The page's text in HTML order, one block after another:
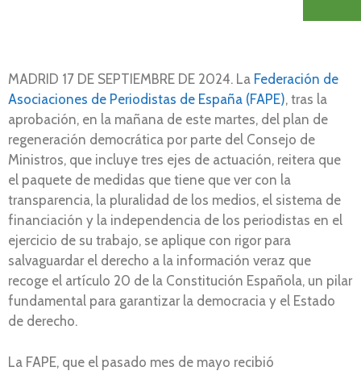
MADRID 17 DE SEPTIEMBRE DE 2024. La Federación de
Asociaciones de Periodistas de España (FAPE), tras la
aprobación, en la mañana de este martes, del plan de
regeneración democrática por parte del Consejo de
Ministros, que incluye tres ejes de actuación, reitera que
el paquete de medidas que tiene que ver con la
transparencia, la pluralidad de los medios, el sistema de
financiación y la independencia de los periodistas en el
ejercicio de su trabajo, se aplique con rigor para
salvaguardar el derecho a la información veraz que
recoge el artículo 20 de la Constitución Española, un pilar
fundamental para garantizar la democracia y el Estado
de derecho.
La FAPE, que el pasado mes de mayo recibió